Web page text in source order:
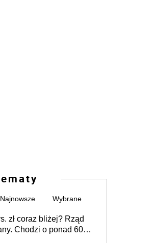
Najnowsze Wybrane
zł coraz bliżej? Rząd
Chodzi o ponad 60